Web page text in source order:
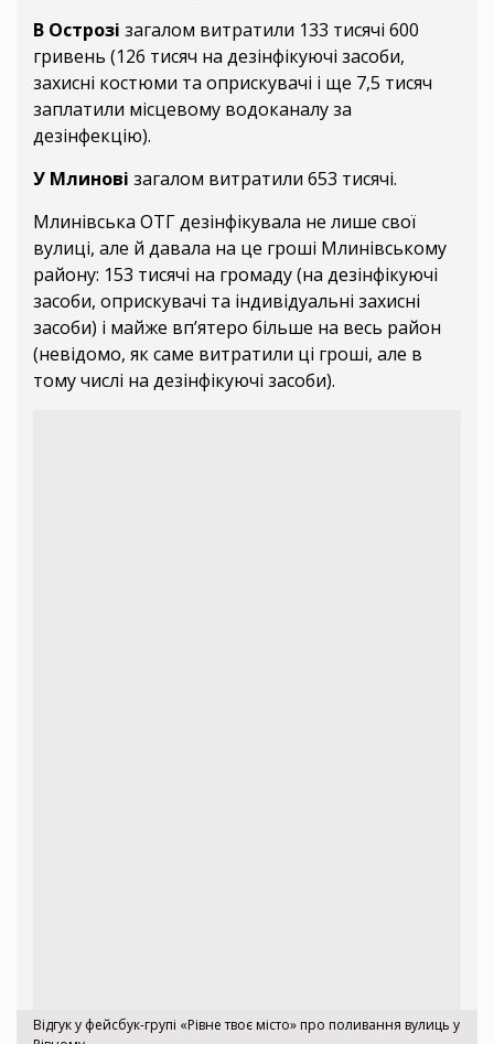
В Острозі загалом витратили 133 тисячі 600
гривень (126 тисяч на дезінфікуючі засоби,
захисні костюми та оприскувачі і ще 7,5 тисяч
заплатили місцевому водоканалу за
дезінфекцію).
У Млинові загалом витратили 653 тисячі.
Млинівська ОТГ дезінфікувала не лише свої
вулиці, але й давала на це гроші Млинівському
району: 153 тисячі на громаду (на дезінфікуючі
засоби, оприскувачі та індивідуальні захисні
засоби) і майже вп’ятеро більше на весь район
(невідомо, як саме витратили ці гроші, але в
тому числі на дезінфікуючі засоби).
Відгук у фейсбук-групі «Рівне твоє місто» про поливання вулиць у